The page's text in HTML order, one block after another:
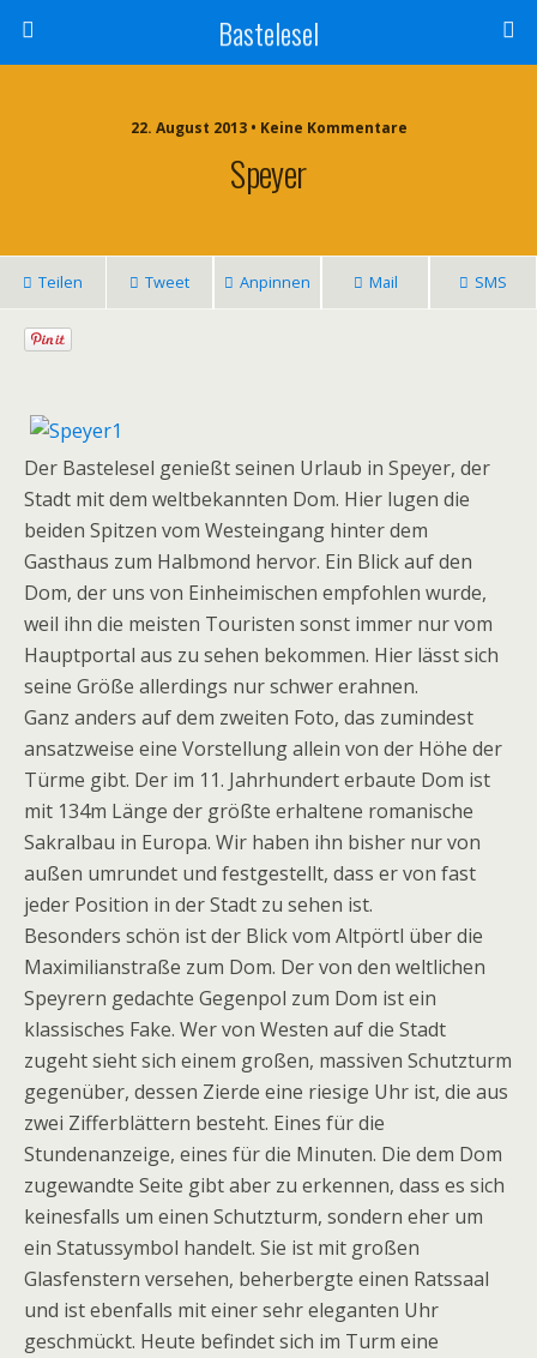
Bastelesel
22. August 2013 • Keine Kommentare
Speyer
Teilen Tweet Anpinnen Mail SMS
Der Bastelesel genießt seinen Urlaub in Speyer, der
Stadt mit dem weltbekannten Dom. Hier lugen die
beiden Spitzen vom Westeingang hinter dem
Gasthaus zum Halbmond hervor. Ein Blick auf den
Dom, der uns von Einheimischen empfohlen wurde,
weil ihn die meisten Touristen sonst immer nur vom
Hauptportal aus zu sehen bekommen. Hier lässt sich
seine Größe allerdings nur schwer erahnen.
Ganz anders auf dem zweiten Foto, das zumindest
ansatzweise eine Vorstellung allein von der Höhe der
Türme gibt. Der im 11. Jahrhundert erbaute Dom ist
mit 134m Länge der größte erhaltene romanische
Sakralbau in Europa. Wir haben ihn bisher nur von
außen umrundet und festgestellt, dass er von fast
jeder Position in der Stadt zu sehen ist.
Besonders schön ist der Blick vom Altpörtl über die
Maximilianstraße zum Dom. Der von den weltlichen
Speyrern gedachte Gegenpol zum Dom ist ein
klassisches Fake. Wer von Westen auf die Stadt
zugeht sieht sich einem großen, massiven Schutzturm
gegenüber, dessen Zierde eine riesige Uhr ist, die aus
zwei Zifferblättern besteht. Eines für die
Stundenanzeige, eines für die Minuten. Die dem Dom
zugewandte Seite gibt aber zu erkennen, dass es sich
keinesfalls um einen Schutzturm, sondern eher um
ein Statussymbol handelt. Sie ist mit großen
Glasfenstern versehen, beherbergte einen Ratssaal
und ist ebenfalls mit einer sehr eleganten Uhr
geschmückt. Heute befindet sich im Turm eine